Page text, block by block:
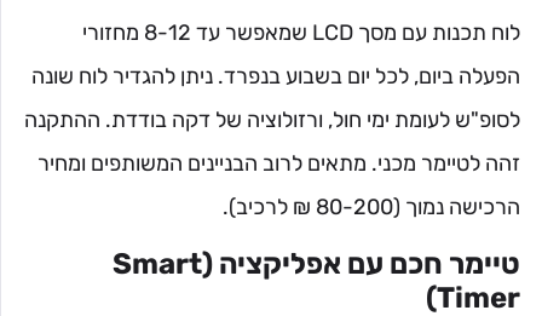
לוח תכנות עם מסך LCD שמאפשר עד 8-12 מחזורי
הפעלה ביום, לכל יום בשבוע בנפרד. ניתן להגדיר לוח שונה
לסופ"ש לעומת ימי חול, ורזולוציה של דקה בודדת. ההתקנה
זהה לטיימר מכני. מתאים לרוב הבניינים המשותפים ומחיר
הרכישה נמוך (80-200 ₪ לרכיב).
טיימר חכם עם אפליקציה (Smart
Timer)